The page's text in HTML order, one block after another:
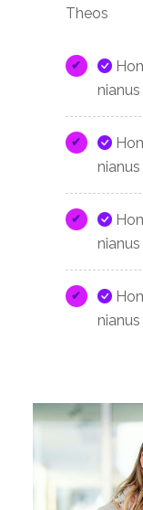
Theos
nianus
nianus
nianus
nianus